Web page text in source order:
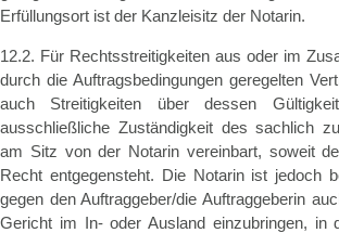
Erfüllungsort ist der Kanzleisitz der Notarin.
12.2. Für Rechtsstreitigkeiten aus oder im
durch die Auftragsbedingungen geregelten
auch Streitigkeiten über dessen
ausschließliche Zuständigkeit des sachlich
am Sitz von der Notarin vereinbart, soweit
Recht entgegensteht. Die Notarin ist jedoch
gegen den Auftraggeber/die Auftraggeberin
Gericht im In- oder Ausland einzubringen, in